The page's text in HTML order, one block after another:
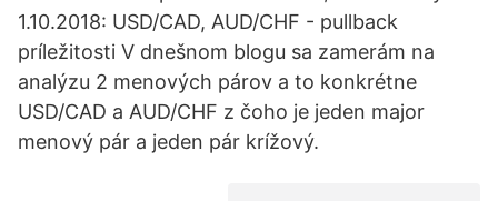
1.10.2018: USD/CAD, AUD/CHF - pullback
príležitosti V dnešnom blogu sa zamerám na
analýzu 2 menových párov a to konkrétne
USD/CAD a AUD/CHF z čoho je jeden major
menový pár a jeden pár krížový.